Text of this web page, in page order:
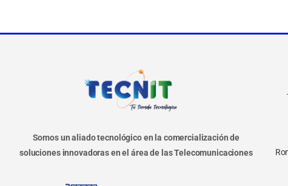
Somos un aliado tecnológico en la comercialización de
soluciones innovadoras en el área de las Telecomunicaciones